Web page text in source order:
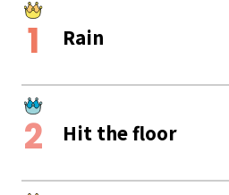
Rain
Hit the floor